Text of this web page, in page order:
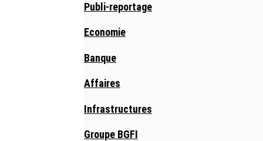
Publi-reportage
Economie
Banque
Affaires
Infrastructures
Groupe BGFI